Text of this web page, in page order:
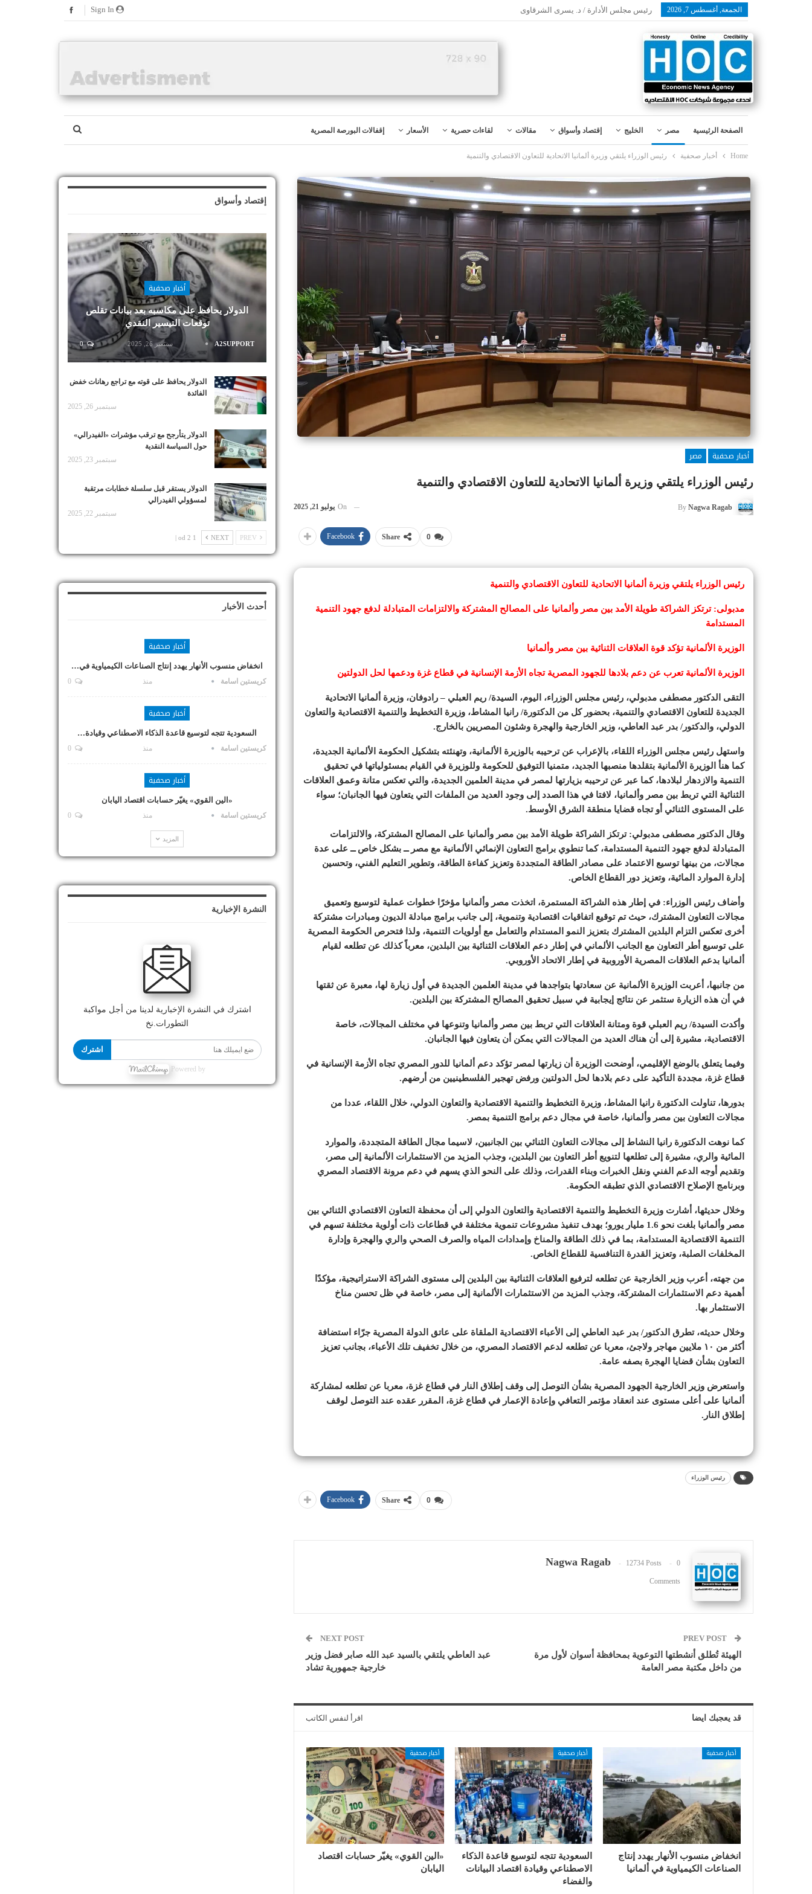
الجمعة, أغسطس 7, 2026 رئيس مجلس الأدارة / د. يسرى الشرقاوى
الصفحة الرئيسية مصر الخليج إقتصاد وأسواق مقالات لقاءات حصرية الأسعار إقفالات البورصة المصرية
Home أخبار صحفية رئيس الوزراء يلتقي وزيرة ألمانيا الاتحادية للتعاون الاقتصادي والتنمية
أخبار صحفية
مصر
رئيس الوزراء يلتقي وزيرة ألمانيا الاتحادية للتعاون الاقتصادي والتنمية
By Nagwa Ragab
On يوليو 21, 2025
0
Share
Facebook
رئيس الوزراء يلتقي وزيرة ألمانيا الاتحادية للتعاون الاقتصادي والتنمية
مدبولى: ترتكز الشراكة طويلة الأمد بين مصر وألمانيا على المصالح المشتركة والالتزامات المتبادلة لدفع جهود التنمية
المستدامة
الوزيرة الألمانية تؤكد قوة العلاقات الثنائية بين مصر وألمانيا
الوزيرة الألمانية تعرب عن دعم بلادها للجهود المصرية تجاه الأزمة الإنسانية في قطاع غزة ودعمها لحل الدولتين
التقى الدكتور مصطفى مدبولي، رئيس مجلس الوزراء، اليوم، السيدة/ ريم العبلي – رادوفان، وزيرة ألمانيا الاتحادية
الجديدة للتعاون الاقتصادي والتنمية، بحضور كل من الدكتورة/ رانيا المشاط، وزيرة التخطيط والتنمية الاقتصادية والتعاون
الدولي، والدكتور/ بدر عبد العاطي، وزير الخارجية والهجرة وشئون المصريين بالخارج.
واستهل رئيس مجلس الوزراء اللقاء، بالإعراب عن ترحيبه بالوزيرة الألمانية، وتهنئته بتشكيل الحكومة الألمانية الجديدة،
كما هنأ الوزيرة الألمانية بتقلدها منصبها الجديد، متمنيا التوفيق للحكومة وللوزيرة في القيام بمسئولياتها في تحقيق
التنمية والازدهار لبلادها، كما عبر عن ترحيبه بزيارتها لمصر في مدينة العلمين الجديدة، والتي تعكس متانة وعمق العلاقات
الثنائية التي تربط بين مصر وألمانيا، لافتا في هذا الصدد إلى وجود العديد من الملفات التي يتعاون فيها الجانبان؛ سواء
على المستوى الثنائي أو تجاه قضايا منطقة الشرق الأوسط.
وقال الدكتور مصطفى مدبولي: ترتكز الشراكة طويلة الأمد بين مصر وألمانيا على المصالح المشتركة، والالتزامات
المتبادلة لدفع جهود التنمية المستدامة، كما تنطوي برامج التعاون الإنمائي الألمانية مع مصر ــ بشكل خاص ــ على عدة
مجالات، من بينها توسيع الاعتماد على مصادر الطاقة المتجددة وتعزيز كفاءة الطاقة، وتطوير التعليم الفني، وتحسين
إدارة الموارد المائية، وتعزيز دور القطاع الخاص.
وأضاف رئيس الوزراء: في إطار هذه الشراكة المستمرة، اتخذت مصر وألمانيا مؤخرًا خطوات عملية لتوسيع وتعميق
مجالات التعاون المشترك، حيث تم توقيع اتفاقيات اقتصادية وتنموية، إلى جانب برامج مبادلة الديون ومبادرات مشتركة
أخرى تعكس التزام البلدين المشترك بتعزيز النمو المستدام والتعامل مع أولويات التنمية، ولذا فتحرص الحكومة المصرية
على توسيع أطر التعاون مع الجانب الألماني في إطار دعم العلاقات الثنائية بين البلدين، معرباً كذلك عن تطلعه لقيام
ألمانيا بدعم العلاقات المصرية الأوروبية في إطار الاتحاد الأوروبي.
من جانبها، أعربت الوزيرة الألمانية عن سعادتها بتواجدها في مدينة العلمين الجديدة في أول زيارة لها، معبرة عن ثقتها
في أن هذه الزيارة ستثمر عن نتائج إيجابية في سبيل تحقيق المصالح المشتركة بين البلدين.
وأكدت السيدة/ ريم العبلي قوة ومتانة العلاقات التي تربط بين مصر وألمانيا وتنوعها في مختلف المجالات، خاصة
الاقتصادية، مشيرة إلى أن هناك العديد من المجالات التي يمكن أن يتعاون فيها الجانبان.
وفيما يتعلق بالوضع الإقليمي، أوضحت الوزيرة أن زيارتها لمصر تؤكد دعم ألمانيا للدور المصري تجاه الأزمة الإنسانية في
قطاع غزة، مجددة التأكيد على دعم بلادها لحل الدولتين ورفض تهجير الفلسطينيين من أرضهم.
بدورها، تناولت الدكتورة رانيا المشاط، وزيرة التخطيط والتنمية الاقتصادية والتعاون الدولي، خلال اللقاء، عددا من
مجالات التعاون بين مصر وألمانيا، خاصة في مجال دعم برامج التنمية بمصر.
كما نوهت الدكتورة رانيا النشاط إلى مجالات التعاون الثنائي بين الجانبين، لاسيما مجال الطاقة المتجددة، والموارد
المائية والري، مشيرة إلى تطلعها لتنويع أطر التعاون بين البلدين، وجذب المزيد من الاستثمارات الألمانية إلى مصر،
وتقديم أوجه الدعم الفني ونقل الخبرات وبناء القدرات، وذلك على النحو الذي يسهم في دعم مرونة الاقتصاد المصري
وبرنامج الإصلاح الاقتصادي الذي تطبقه الحكومة.
وخلال حديثها، أشارت وزيرة التخطيط والتنمية الاقتصادية والتعاون الدولي إلى أن محفظة التعاون الاقتصادي الثنائي بين
مصر وألمانيا بلغت نحو 1.6 مليار يورو؛ بهدف تنفيذ مشروعات تنموية مختلفة في قطاعات ذات أولوية مختلفة تسهم في
التنمية الاقتصادية المستدامة، بما في ذلك الطاقة والمناخ وإمدادات المياه والصرف الصحي والري والهجرة وإدارة
المخلفات الصلبة، وتعزيز القدرة التنافسية للقطاع الخاص.
من جهته، أعرب وزير الخارجية عن تطلعه لترفيع العلاقات الثنائية بين البلدين إلى مستوى الشراكة الاستراتيجية، مؤكدًا
أهمية دعم الاستثمارات المشتركة، وجذب المزيد من الاستثمارات الألمانية إلى مصر، خاصة في ظل تحسن مناخ
الاستثمار بها.
وخلال حديثه، تطرق الدكتور/ بدر عبد العاطي إلى الأعباء الاقتصادية الملقاة على عاتق الدولة المصرية جرّاء استضافة
أكثر من ١٠ ملايين مهاجر ولاجئ، معربا عن تطلعه لدعم الاقتصاد المصري، من خلال تخفيف تلك الأعباء، بجانب تعزيز
التعاون بشأن قضايا الهجرة بصفه عامة.
واستعرض وزير الخارجية الجهود المصرية بشأن التوصل إلى وقف إطلاق النار في قطاع غزة، معربا عن تطلعه لمشاركة
ألمانيا على أعلى مستوى عند انعقاد مؤتمر التعافي وإعادة الإعمار في قطاع غزة، المقرر عقده عند التوصل لوقف
إطلاق النار.
رئيس الوزراء
0
Share
Facebook
Nagwa Ragab 12734 Posts 0
Comments
الهيئة تُطلق أنشطتها التوعوية بمحافظة أسوان لأول مرة
من داخل مكتبة مصر العامة
NEXT POST
عبد العاطي يلتقي بالسيد عبد الله صابر فضل وزير
خارجية جمهورية تشاد
قد يعجبك ايضا اقرأ لنفس الكاتب
أخبار صحفية
انخفاض منسوب الأنهار يهدد إنتاج
الصناعات الكيمياوية في ألمانيا
أخبار صحفية
السعودية تتجه لتوسيع قاعدة الذكاء
الاصطناعي وقيادة اقتصاد البيانات
والفضاء
أخبار صحفية
«الين القوي» يغيّر حسابات اقتصاد
اليابان
إقتصاد وأسواق
أخبار صحفية
الدولار يحافظ على مكاسبه بعد بيانات تقلص
توقعات التيسير النقدي
A2SUPPORT سبتمبر 26, 2025 0
الدولار يحافظ على قوته مع تراجع رهانات خفض
الفائدة
سبتمبر 26, 2025
الدولار يتأرجح مع ترقب مؤشرات «الفيدرالي»
حول السياسة النقدية
سبتمبر 23, 2025
الدولار يستقر قبل سلسلة خطابات مرتقبة
لمسؤولي الفيدرالي
سبتمبر 22, 2025
NEXT
1 od 2 |
أحدث الأخبار
أخبار صحفية
انخفاض منسوب الأنهار يهدد إنتاج الصناعات الكيمياوية في…
كريستين اسامة منذ
أخبار صحفية
السعودية تتجه لتوسيع قاعدة الذكاء الاصطناعي وقيادة…
كريستين اسامة منذ
أخبار صحفية
«الين القوي» يغيّر حسابات اقتصاد اليابان
كريستين اسامة منذ
المزيد
النشرة الإخبارية
اشترك في النشرة الإخبارية لدينا من أجل مواكبة
التطورات.نخ
اشترك
Powered by